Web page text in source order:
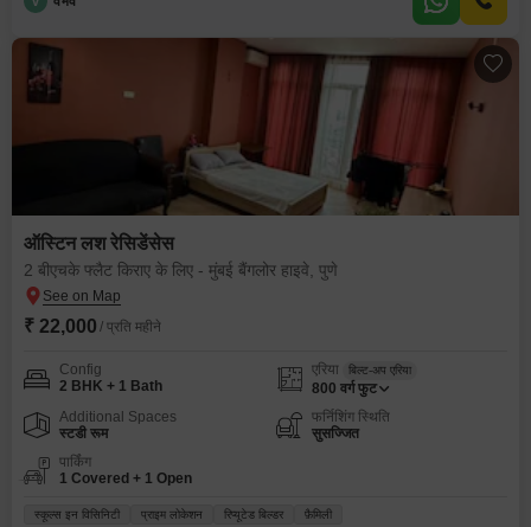
ऑस्टिन लश रेसिडेंसेस
2 बीएचके फ्लैट किराए के लिए - मुंबई बैंगलोर हाइवे, पुणे
₹ 22,000 / प्रति महीने
Config
2 BHK + 1 Bath
एरिया बिल्ट-अप एरिया
800 वर्ग फुट
Additional Spaces
स्टडी रूम
फर्निशिंग स्थिति
सुसज्जित
पार्किंग
1 Covered + 1 Open
स्कूल्स इन विसिनिटी प्राइम लोकेशन रिप्यूटेड बिल्डर फ़ैमिली